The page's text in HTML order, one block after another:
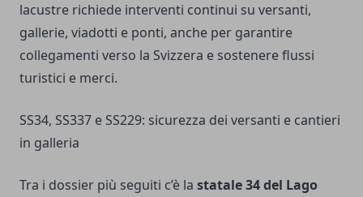
lacustre richiede interventi continui su versanti,
gallerie, viadotti e ponti, anche per garantire
collegamenti verso la Svizzera e sostenere flussi
turistici e merci.
SS34, SS337 e SS229: sicurezza dei versanti e cantieri
in galleria
Tra i dossier più seguiti c’è la statale 34 del Lago